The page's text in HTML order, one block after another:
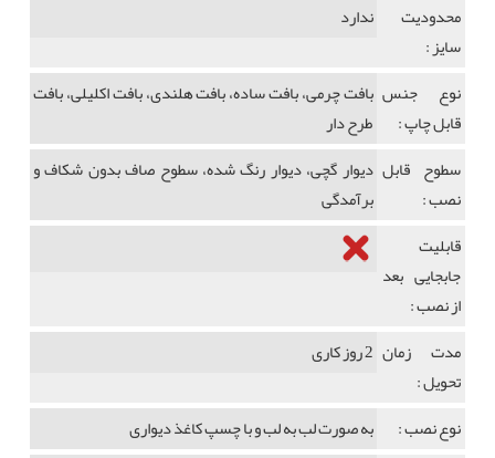
محدودیت
سایز :
ندارد
نوع جنس
قابل چاپ :
بافت چرمی، بافت ساده، بافت هلندی، بافت اکلیلی، بافت
طرح دار
سطوح قابل
نصب :
دیوار گچی، دیوار رنگ شده، سطوح صاف بدون شکاف و
برآمدگی
قابلیت
جابجایی بعد
از نصب :
مدت زمان
تحویل :
2 روز کاری
نوع نصب :
به صورت لب به لب و با چسپ کاغذ دیواری